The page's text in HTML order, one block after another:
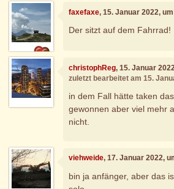
faxefaxe, 15. Januar 2022,
Der sitzt auf dem Fahrrad!
christophReg, 15. Januar
zuletzt bearbeitet am 15.
in dem Fall hätte taken
gewonnen aber viel mehr
nicht.
viehweide, 17. Januar 2022,
bin ja anfänger, aber das